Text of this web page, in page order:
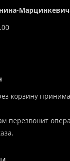
корзину
перезвонит